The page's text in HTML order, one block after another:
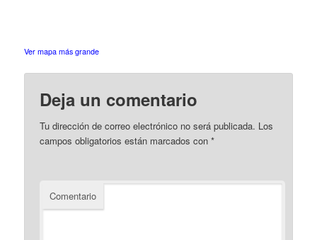
Ver mapa más grande
Deja un comentario
Tu dirección de correo electrónico no será publicada. Los
campos obligatorios están marcados con*
Comentario